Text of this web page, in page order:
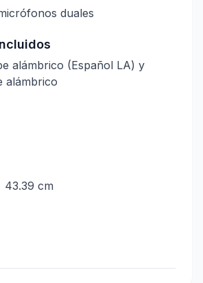
duales
alámbrico (Español LA) y
alámbrico
43.39 cm